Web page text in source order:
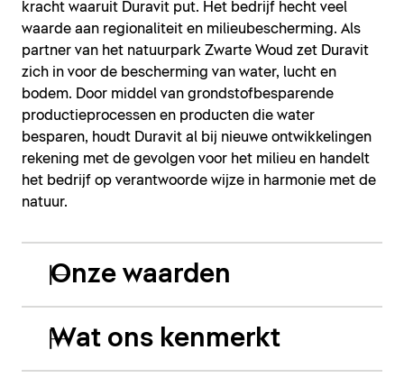
kracht waaruit Duravit put. Het bedrijf hecht veel
waarde aan regionaliteit en milieubescherming. Als
partner van het natuurpark Zwarte Woud zet Duravit
zich in voor de bescherming van water, lucht en
bodem. Door middel van grondstofbesparende
productieprocessen en producten die water
besparen, houdt Duravit al bij nieuwe ontwikkelingen
rekening met de gevolgen voor het milieu en handelt
het bedrijf op verantwoorde wijze in harmonie met de
natuur.
Onze waarden
Wat ons kenmerkt